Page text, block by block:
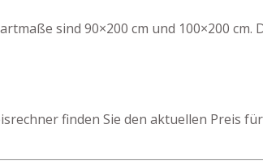
sind 90×200 cm und 100×200 cm.
finden Sie den aktuellen Preis